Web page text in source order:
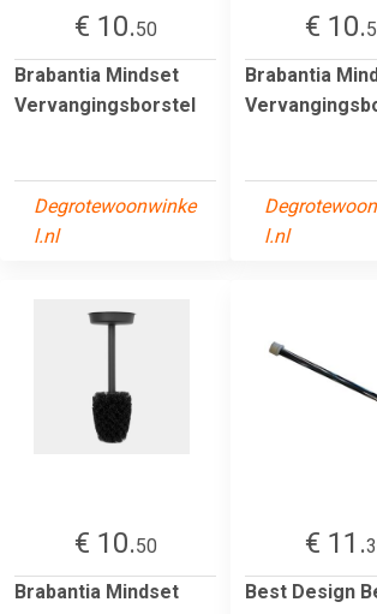
€ 10.50
Brabantia Mindset
Vervangingsborstel
Degrotewoonwinke
l.nl
€ 10.
Brabantia
l.nl
€ 10.50
Brabantia Mindset
€ 11.
Best Design